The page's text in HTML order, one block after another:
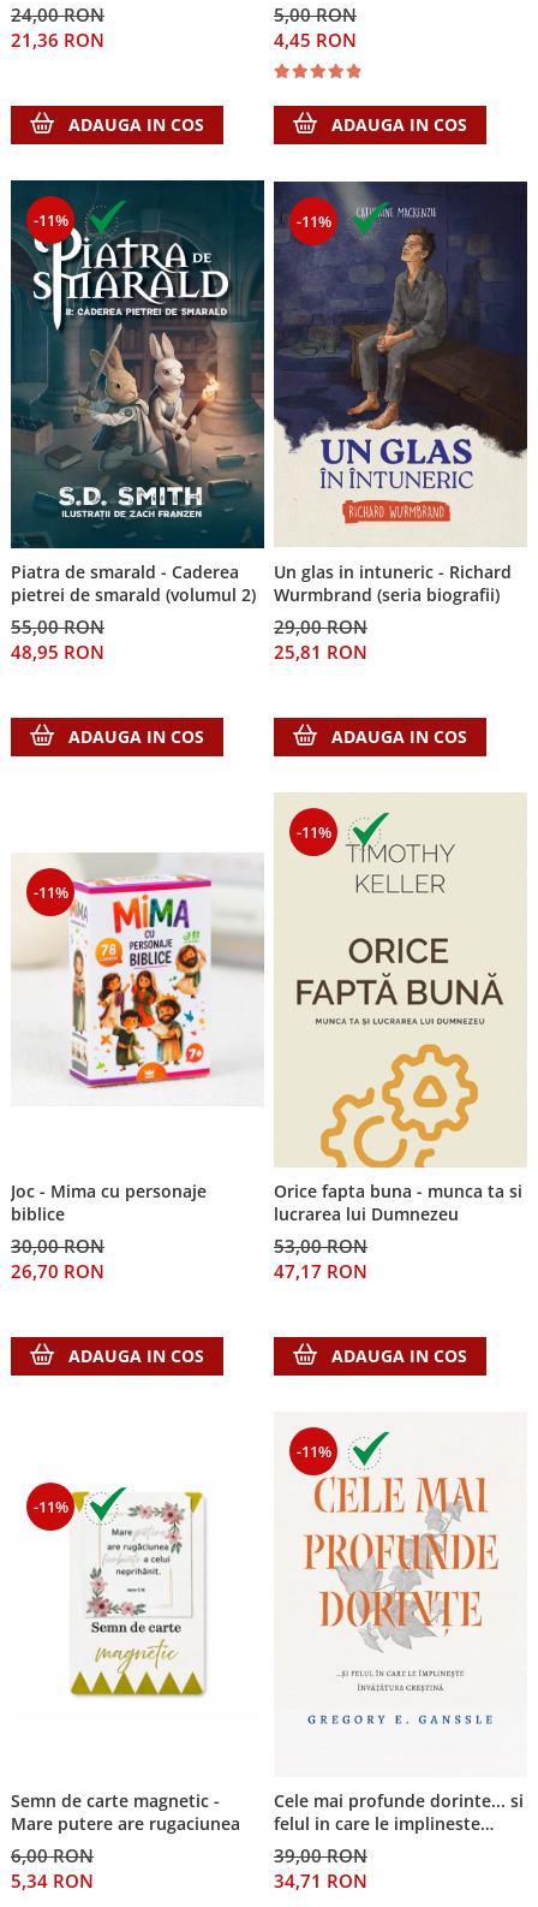
24,00 RON
21,36 RON
ADAUGA IN COS
5,00 RON
4,45 RON
ADAUGA IN COS
-11%
Piatra de smarald - Caderea
pietrei de smarald (volumul 2)
55,00 RON
48,95 RON
ADAUGA IN COS
-11%
Un glas in intuneric - Richard
Wurmbrand (seria biografii)
29,00 RON
25,81 RON
ADAUGA IN COS
-11%
Joc - Mima cu personaje
biblice
30,00 RON
26,70 RON
ADAUGA IN COS
-11%
Orice fapta buna - munca ta si
lucrarea lui Dumnezeu
53,00 RON
47,17 RON
ADAUGA IN COS
-11%
Semn de carte magnetic -
Mare putere are rugaciunea
6,00 RON
5,34 RON
-11%
Cele mai profunde dorinte... si
felul in care le implineste
invatatura crestina
39,00 RON
34,71 RON